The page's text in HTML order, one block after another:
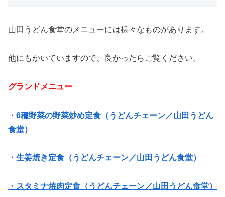
山田うどん食堂のメニューには様々なものがあります。
他にもかいていますので、良かったらご覧ください。
グランドメニュー
・6種野菜の野菜炒め定食（うどんチェーン／山田うどん
食堂）
・生姜焼き定食（うどんチェーン／山田うどん食堂）
・スタミナ焼肉定食（うどんチェーン／山田うどん食堂）